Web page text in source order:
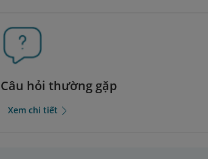
Câu hỏi thường gặp
Xem chi tiết